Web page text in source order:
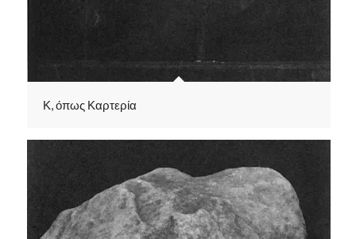
Κ, όπως Καρτερία